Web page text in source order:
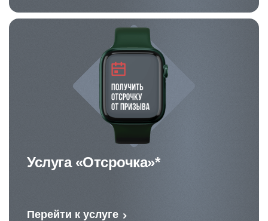
Услуга «Отсрочка»*
Перейти к услуге